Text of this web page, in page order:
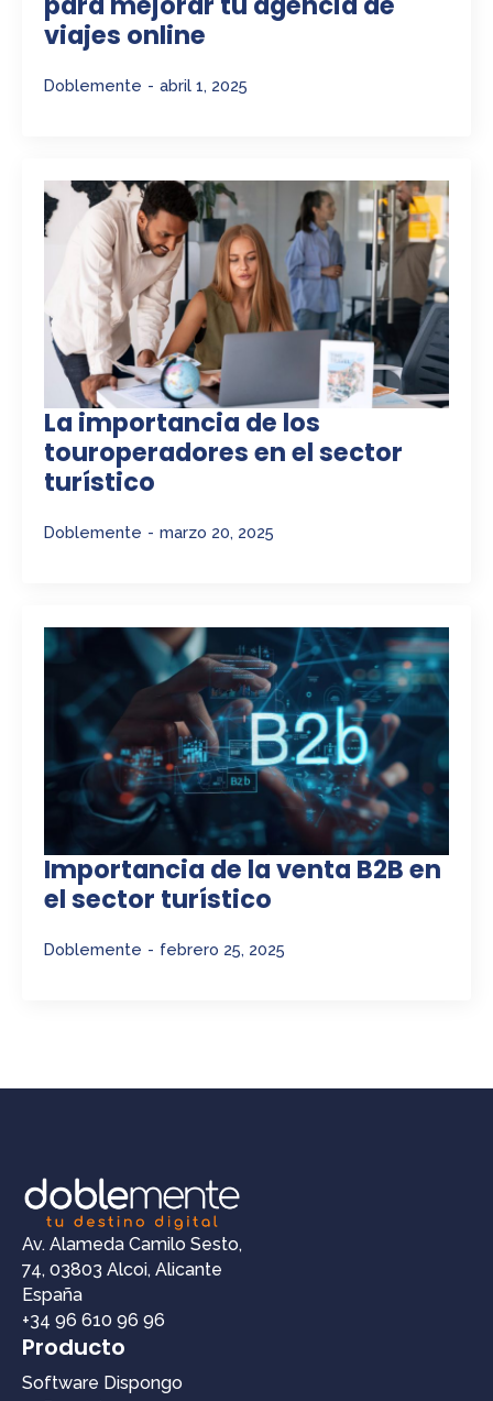
viajes online
Doblemente abril 1, 2025
La importancia de los
touroperadores en el sector
turístico
Doblemente marzo 20, 2025
Importancia de la venta B2B en
el sector turístico
Doblemente febrero 25, 2025
Av. Alameda Camilo Sesto,
74, 03803 Alcoi, Alicante
España
+34 96 610 96 96
Producto
Software Dispongo